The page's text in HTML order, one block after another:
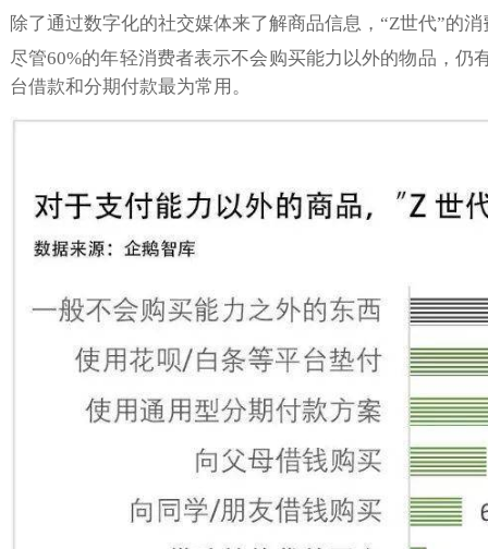
除了通过数字化的社交媒体来了解商品信息，“Z世代”的
尽管60%的年轻消费者表示不会购买能力以外的物品，仍
台借款和分期付款最为常用。